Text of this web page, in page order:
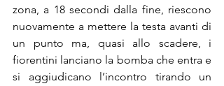
zona, a 18 secondi dalla fine, riescono
nuovamente a mettere la testa avanti di
un punto ma, quasi allo scadere, i
fiorentini lanciano la bomba che entra e
si aggiudicano l’incontro tirando un